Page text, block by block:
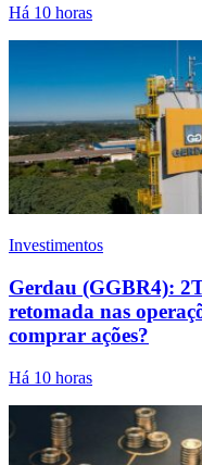
Há 10 horas
Investimentos
Gerdau (GGBR4):
retomada nas
comprar ações?
Há 10 horas